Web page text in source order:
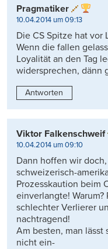
Pragmatiker
10.04.2014 um 09:13
Die CS Spitze hat vor
Wenn die fallen
Loyalität an den Tag
widersprechen, dänn
Antworten
Viktor Falkenschweif
10.04.2014 um 09:10
Dann hoffen wir
schweizerisch-
Prozesskaution beim
einverlangte!
schlechter Verlierer
nachtragend!
Am besten, man
nicht ein-